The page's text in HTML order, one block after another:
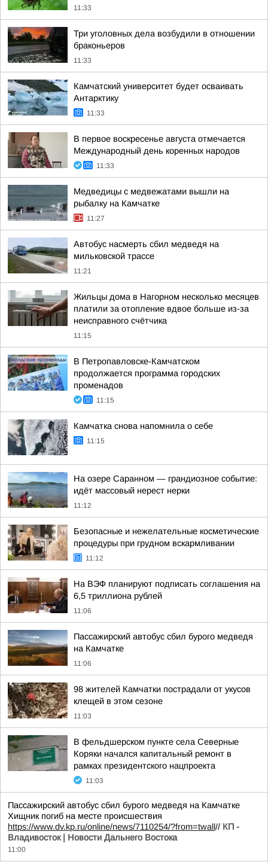
11:33
Три уголовных дела возбудили в отношении
браконьеров
11:33
Камчатский университет будет осваивать
Антарктику
11:33
В первое воскресенье августа отмечается
Международный день коренных народов
11:33
Медведицы с медвежатами вышли на
рыбалку на Камчатке
11:27
Автобус насмерть сбил медведя на
мильковской трассе
11:21
Жильцы дома в Нагорном несколько месяцев
платили за отопление вдвое больше из-за
неисправного счётчика
11:15
В Петропавловске-Камчатском
продолжается программа городских
променадов
11:15
Камчатка снова напомнила о себе
11:15
На озере Саранном — грандиозное событие:
идёт массовый нерест нерки
11:12
Безопасные и нежелательные косметические
процедуры при грудном вскармливании
11:12
На ВЭФ планируют подписать соглашения на
6,5 триллиона рублей
11:06
Пассажирский автобус сбил бурого медведя
на Камчатке
11:06
98 жителей Камчатки пострадали от укусов
клещей в этом сезоне
11:03
В фельдшерском пункте села Северные
Коряки начался капитальный ремонт в
рамках президентского нацпроекта
11:03
Пассажирский автобус сбил бурого медведя на Камчатке
Хищник погиб на месте происшествия
https://www.dv.kp.ru/online/news/7110254/?from=twall// КП -
Владивосток | Новости Дальнего Востока
11:00